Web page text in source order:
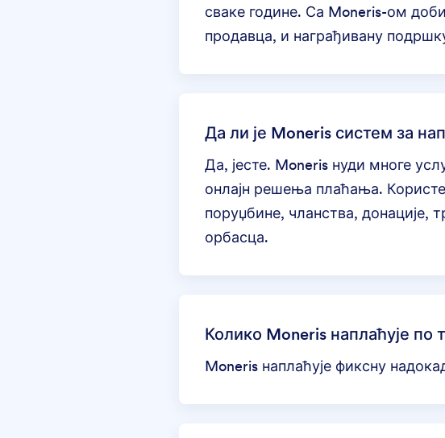
сваке године. Са Moneris-ом
продавца, и награђивану
Да ли је Moneris систем за
Да, јесте. Moneris нуди многе
онлајн решења плаћања.
поруџбине, чланства, донације,
орбасца.
Колико Moneris наплаћује по
Moneris наплаћује фиксну